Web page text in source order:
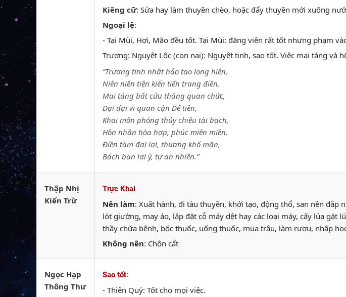
Kiêng cữ: Sửa hay làm thuyền chèo, hoặc đẩy thuyền mới xuống
Ngoại lệ:
- Tại Mùi, Hợi, Mão đều tốt. Tại Mùi: đăng viên rất tốt nhưng phạm
Trương: Nguyệt Lộc (con nai): Nguyệt tinh, sao tốt. Việc mai táng và
“Trương tinh nhật hảo tạo long hiên,
Niên niên tiện kiến tiến trang điền,
Mai táng bất cửu thăng quan chức,
Đại đại vi quan cận Đế tiền,
Khai môn phóng thủy chiêu tài bạch,
Hôn nhân hòa hợp, phúc miên miên.
Điền tàm đại lợi, thương khố mãn,
Bách ban lợi ý, tự an nhiên.”
Thập Nhị
Kiến Trừ
Trực Khai
Nên làm: Xuất hành, đi tàu thuyền, khởi tạo, động thổ, san nền
lót giường, may áo, lắp đặt cỗ máy dệt hay các loại máy, cấy lúa gặt
thầy chữa bệnh, bốc thuốc, uống thuốc, mua trâu, làm rượu, nhập
Không nên: Chôn cất
Ngọc Hạp
Thông Thư
Sao tốt:
- Thiên Quý: Tốt cho mọi việc.